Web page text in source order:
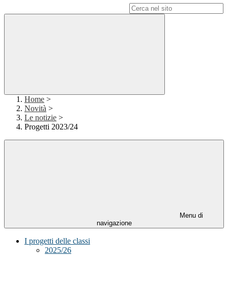
Home >
Novità >
Le notizie >
Progetti 2023/24
Menu di
navigazione
I progetti delle classi
2025/26